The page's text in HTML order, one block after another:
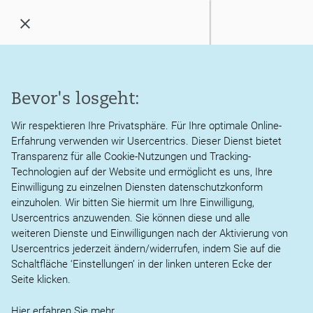
öffnen
schließen
Leistungen
Aktuelles
Service
Karriere
Kontakt
Pflicht zur Ausstellung
von E-Rechnungen: erste
Übergangsphase noch bis
31.12.2026
Der B2B-Bereich (Business-to-Business) beschreibt die
Geschäftsbeziehungen zwischen
zwei oder mehr Unternehmen. Seit dem 01.01.2025
besteht die grundsätzliche
Bereich Rechnungen
Bevor's losgeht:
Wir respektieren Ihre Privatsphäre. Für Ihre optimale Online-
Erfahrung verwenden wir Usercentrics. Dieser Dienst bietet
Transparenz für alle Cookie-Nutzungen und Tracking-
Technologien auf der Website und ermöglicht es uns, Ihre
Einwilligung zu einzelnen Diensten datenschutzkonform
einzuholen. Wir bitten Sie hiermit um Ihre Einwilligung,
Usercentrics anzuwenden. Sie können diese und alle
weiteren Dienste und Einwilligungen nach der Aktivierung von
Usercentrics jederzeit ändern/widerrufen, indem Sie auf die
Schaltfläche ‘Einstellungen’ in der linken unteren Ecke der
Seite klicken.